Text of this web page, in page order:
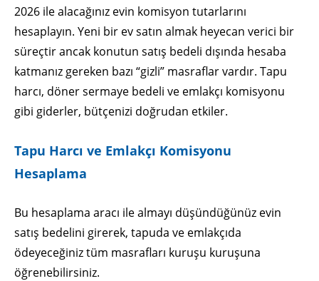
2026 ile alacağınız evin komisyon tutarlarını
hesaplayın. Yeni bir ev satın almak heyecan verici bir
süreçtir ancak konutun satış bedeli dışında hesaba
katmanız gereken bazı “gizli” masraflar vardır. Tapu
harcı, döner sermaye bedeli ve emlakçı komisyonu
gibi giderler, bütçenizi doğrudan etkiler.
Tapu Harcı ve Emlakçı Komisyonu
Hesaplama
Bu hesaplama aracı ile almayı düşündüğünüz evin
satış bedelini girerek, tapuda ve emlakçıda
ödeyeceğiniz tüm masrafları kuruşu kuruşuna
öğrenebilirsiniz.